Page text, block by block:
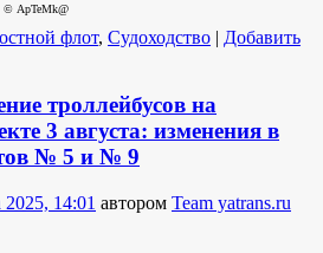
© ApTeMk@
флот, Судоходство | Добавить
троллейбусов на
3 августа: изменения в
№ 5 и № 9
2025, 14:01 автором Team yatrans.ru